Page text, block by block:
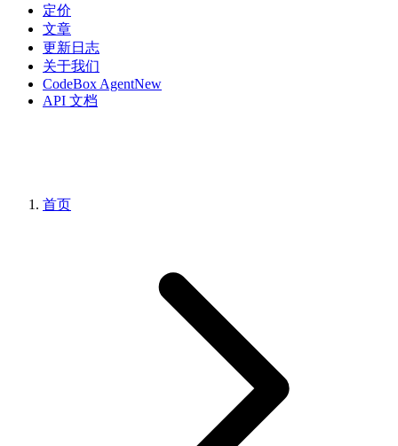
定价
文章
更新日志
关于我们
CodeBox AgentNew
API 文档
首页